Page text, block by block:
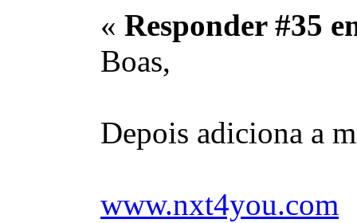
« Responder #35
Boas,
Depois adiciona a
www.nxt4you.com